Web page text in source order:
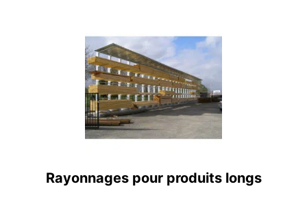
Rayonnages pour produits longs